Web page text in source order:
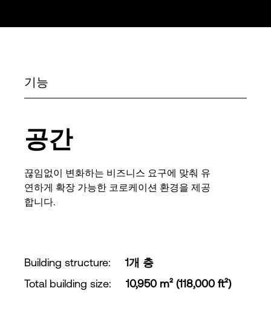
기능
공간
끊임없이 변화하는 비즈니스 요구에 맞춰 유
연하게 확장 가능한 코로케이션 환경을 제공
합니다.
Building structure:
1개 층
Total building size: 10,950 m² (118,000 ft²)